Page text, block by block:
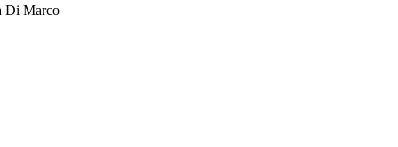
Di Marco